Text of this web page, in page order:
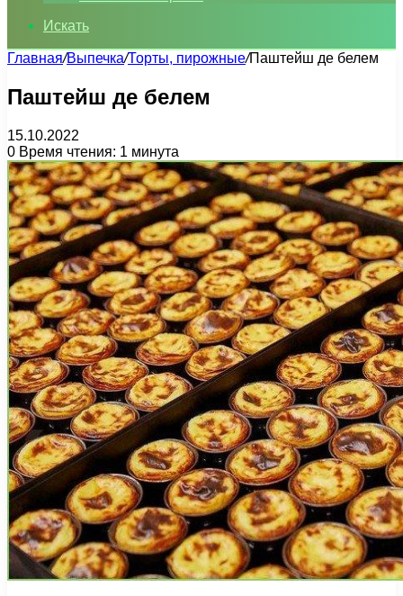
Искать
Главная/Выпечка/Торты, пирожные/Паштейш де белем
Паштейш де белем
15.10.2022
0 Время чтения: 1 минута